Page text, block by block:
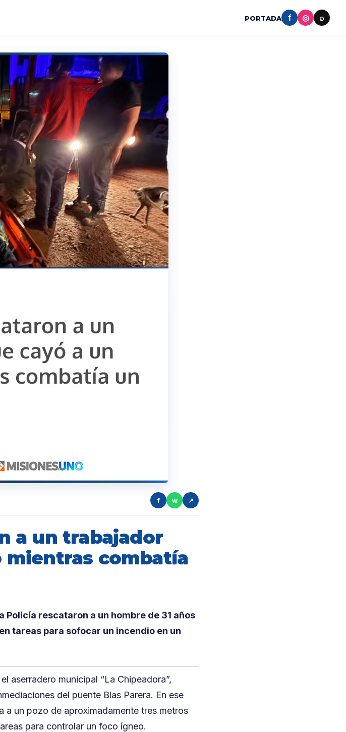
PORTADA f ◎ ⌕
f w ↗
a un trabajador
mientras combatía
Policía rescataron a un hombre de 31 años
tareas para sofocar un incendio en un
aserradero municipal “La Chipeadora”,
del puente Blas Parera. En ese
a un pozo de aproximadamente tres metros
para controlar un foco ígneo.